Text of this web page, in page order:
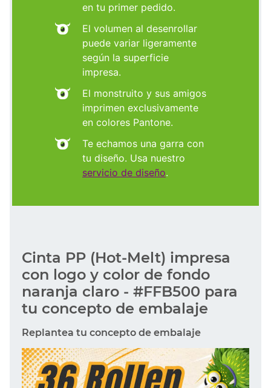
en tu primer pedido.
El volumen al desenrollar
puede variar ligeramente
según la superficie
impresa.
El monstruito y sus amigos
imprimen exclusivamente
en colores Pantone.
Te echamos una garra con
tu diseño. Usa nuestro
servicio de diseño.
Cinta PP (Hot-Melt) impresa
con logo y color de fondo
naranja claro - #FFB500 para
tu concepto de embalaje
Replantea tu concepto de embalaje